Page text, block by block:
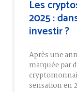
Les
2025 :
investir ?
Après une
marquée par
sensation en